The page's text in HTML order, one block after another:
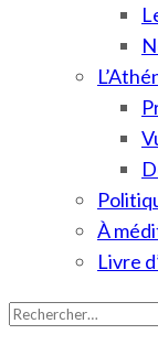
À
Livre
Rechercher :